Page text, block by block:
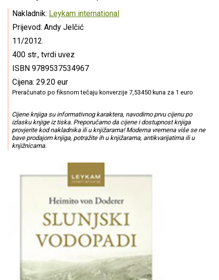
Nakladnik: Leykam international
Prijevod: Andy Jelčić
11/2012.
400 str., tvrdi uvez
ISBN 9789537534967
Cijena: 29.20 eur
Preračunato po fiksnom tečaju konverzije 7,53450 kuna za 1 euro
Cijene knjiga su informativnog karaktera, navodimo prvu cijenu po
izlasku knjige iz tiska. Preporučamo da cijene i dostupnost knjiga
provjerite kod nakladnika ili u knjižarama! Moderna vremena više se ne
bave prodajom knjiga, potražite ih u knjižarama, antikvarijatima ili u
knjižnicama.